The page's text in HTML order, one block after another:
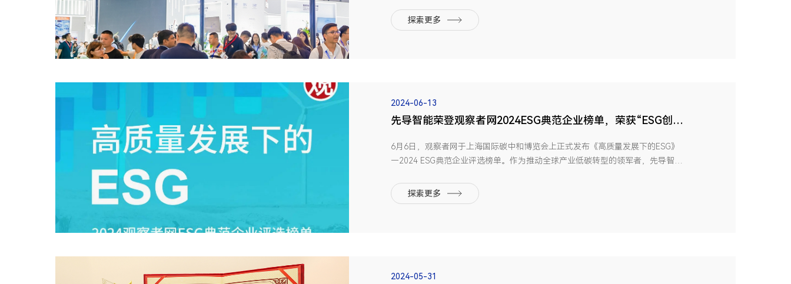
氢能等领域的综合解决方案和创新科技成果，以智造力量引领能源绿色未来。01
强势突破0BB/XBC前沿工艺电池量...
探索更多
2024-06-13
先导智能荣登观察者网2024ESG典范企业榜单，荣获“ESG创新
6月6日，观察者网于上海国际碳中和博览会上正式发布《高质量发展下的ESG》
—2024 ESG典范企业评选榜单。作为推动全球产业低碳转型的领军者，先导智能
ESG领域的创新思路与实践成果，先导智能荣膺“ESG创新奖”。01坚持技术领先助
力全生命周期的“零碳智...
探索更多
2024-05-31